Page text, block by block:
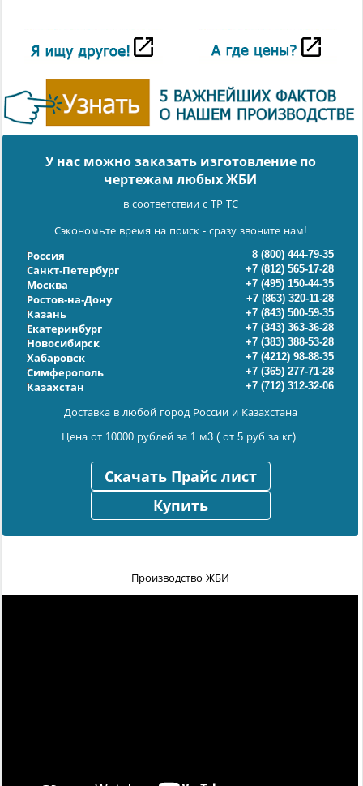
У нас можно заказать изготовление по
чертежам любых ЖБИ
в соответствии с ТР ТС
Сэкономьте время на поиск - сразу звоните нам!
Россия
8 (800) 444-79-35
Санкт-Петербург
+7 (812) 565-17-28
Москва
+7 (495) 150-44-35
Ростов-на-Дону
+7 (863) 320-11-28
Казань
+7 (843) 500-59-35
Екатеринбург
+7 (343) 363-36-28
Новосибирск
+7 (383) 388-53-28
Хабаровск
+7 (4212) 98-88-35
Симферополь
+7 (365) 277-71-28
Казахстан
+7 (712) 312-32-06
Доставка в любой город России и Казахстана
Цена от 10000 рублей за 1 м3 ( от 5 руб за кг).
Скачать Прайс лист
Купить
Производство ЖБИ